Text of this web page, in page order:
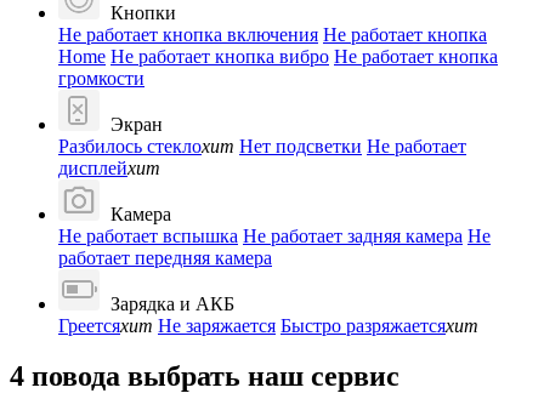
Кнопки
Не работает кнопка включения Не работает кнопка
Home Не работает кнопка вибро Не работает кнопка
громкости
Экран
Разбилось стеклохит Нет подсветки Не работает
дисплейхит
Камера
Не работает вспышка Не работает задняя камера Не
работает передняя камера
Зарядка и АКБ
Греетсяхит Не заряжается Быстро разряжаетсяхит
4 повода выбрать наш сервис